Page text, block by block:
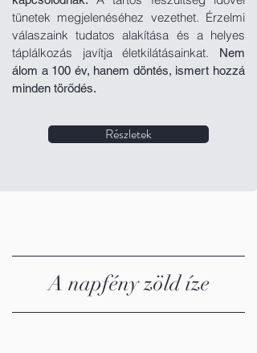
tünetek megjelenéséhez vezethet. Érzelmi
válaszaink tudatos alakítása és a helyes
táplálkozás javítja életkilátásainkat.
Nem
álom a 100 év, hanem döntés, ismert hozzá
minden törődés.
Részletek
A napfény zöld íze